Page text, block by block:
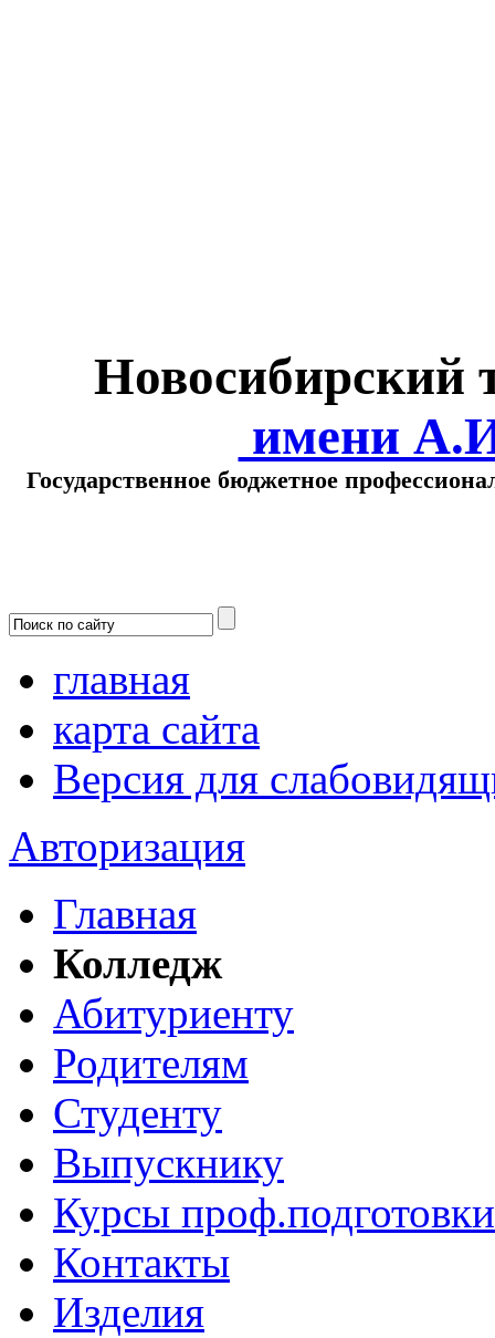
Новосибирский
имени
Государственное бюджетное
главная
карта сайта
Версия для
Авторизация
Главная
Колледж
Абитуриенту
Родителям
Студенту
Выпускнику
Курсы проф.подготовки
Контакты
Изделия